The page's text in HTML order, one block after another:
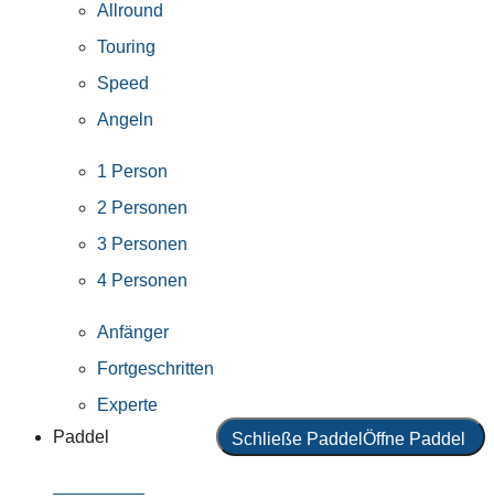
Allround
Touring
Speed
Angeln
1 Person
2 Personen
3 Personen
4 Personen
Anfänger
Fortgeschritten
Experte
Paddel
Schließe Paddel Öffne Paddel